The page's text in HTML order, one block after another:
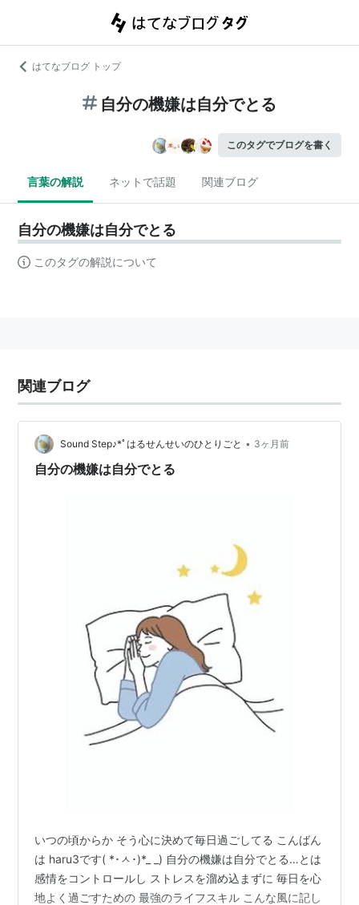
はてなブログ トップ
自分の機嫌は自分でとる
このタグでブログを書く
言葉の解説 ネットで話題 関連ブログ
自分の機嫌は自分でとる
このタグの解説について
関連ブログ
Sound Step♪*ﾟはるせんせいのひとりごと • 3ヶ月前
自分の機嫌は自分でとる
いつの頃からか そう心に決めて毎日過ごしてる こんばん
は haru3です( *･ㅅ･)*_ _) 自分の機嫌は自分でとる…とは
感情をコントロールし ストレスを溜め込まずに 毎日を心
地よく過ごすための 最強のライフスキル こんな風に記し